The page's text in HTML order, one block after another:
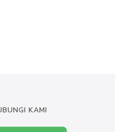
KAMI